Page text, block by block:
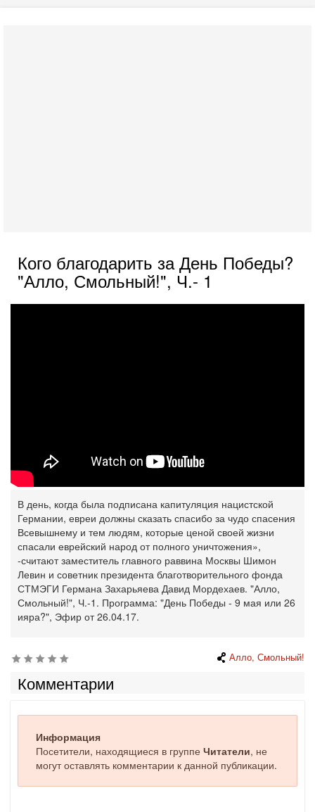
Кого благодарить за День Победы?
"Алло, Смольный!", Ч.- 1
В день, когда была подписана капитуляция нацистской
Германии, евреи должны сказать спасибо за чудо спасения
Всевышнему и тем людям, которые ценой своей жизни
спасали еврейский народ от полного уничтожения»,
-считают заместитель главного раввина Москвы Шимон
Левин и советник президента благотворительного фонда
СТМЭГИ Германа Захарьяева Давид Мордехаев. "Алло,
Смольный!", Ч.-1. Программа: "День Победы - 9 мая или 26
ияра?", Эфир от 26.04.17.
Алло, Смольный!
Комментарии
Информация
Посетители, находящиеся в группе Читатели, не
могут оставлять комментарии к данной публикации.